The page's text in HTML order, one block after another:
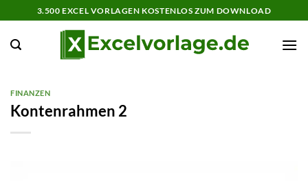
Inhalt
springen
3.500 EXCEL VORLAGEN KOSTENLOS ZUM DOWNLOAD
FINANZEN
Kontenrahmen 2